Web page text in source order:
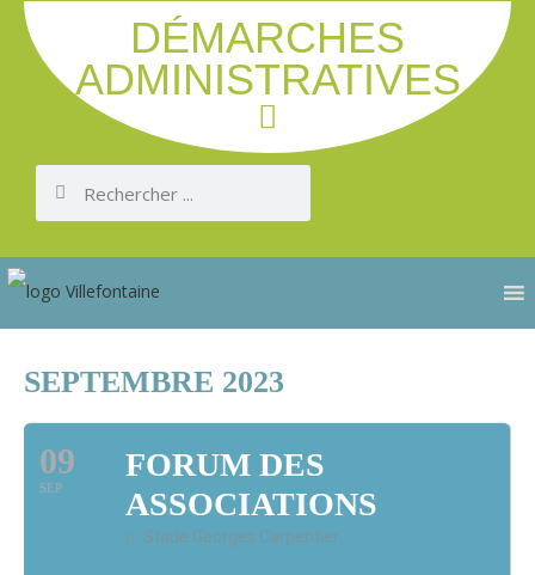
DÉMARCHES
ADMINISTRATIVES
SEPTEMBRE 2023
09
SEP
FORUM DES
ASSOCIATIONS
Stade Georges Carpentier